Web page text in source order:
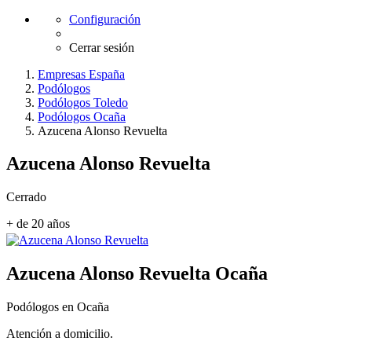
Configuración
Cerrar sesión
Empresas España
Podólogos
Podólogos Toledo
Podólogos Ocaña
Azucena Alonso Revuelta
Azucena Alonso Revuelta
Cerrado
+ de 20 años
Azucena Alonso Revuelta Ocaña
Podólogos en Ocaña
Atención a domicilio.